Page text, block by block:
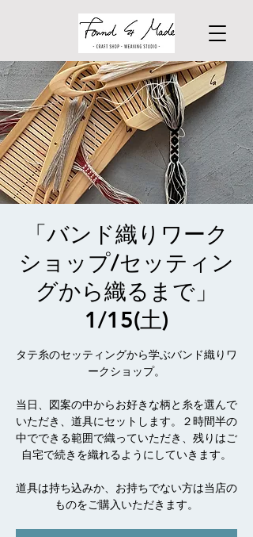
「バンド織りワーク
ショップ/セッティン
グから織るまで」
1/15(土)
タテ糸のセッティングから学ぶバンド織りワ
ークショップ。
当日、図案の中からお好きな柄と糸を選んで
いただき、道具にセットします。２時間半の
中でできる範囲で織っていただき、残りはご
自宅で続きを織れるようにしていきます。
道具は持ち込みか、お持ちでない方は当店の
ものをご購入いただきます。